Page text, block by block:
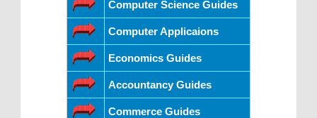
Computer Science Guides
Computer Applicaions
Economics Guides
Accountancy Guides
Commerce Guides